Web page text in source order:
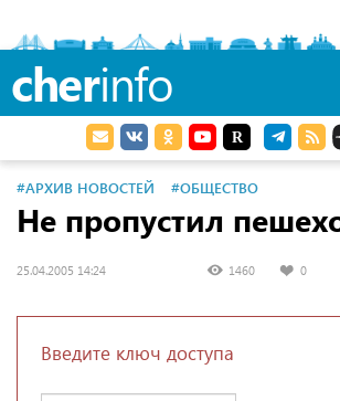
cherinfo
#АРХИВ НОВОСТЕЙ #ОБЩЕСТВО
Не пропустил
25.04.2005 14:24 1460 0
Введите ключ доступа